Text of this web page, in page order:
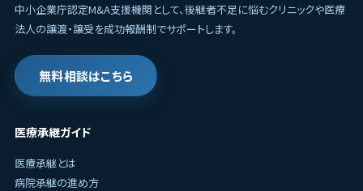
中小企業庁認定M&A支援機関として、後継者不足に悩むクリニックや医療
法人の譲渡・譲受を成功報酬制でサポートします。
無料相談はこちら
医療承継ガイド
医療承継とは
病院承継の進め方